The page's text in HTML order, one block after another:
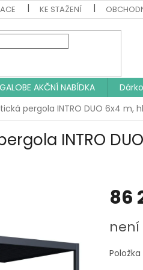
KE STAŽENÍ
GALOBE AKČNÍ NABÍDKA
pergola INTRO DUO 6x4 m,
INTRO
86
cena: